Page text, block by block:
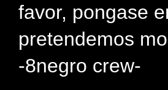
favor, pongase
pretendemos
-8negro crew-